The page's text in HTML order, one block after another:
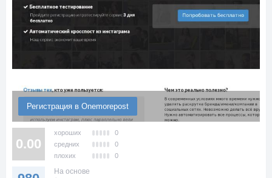
Регистрация в Onemorepost
0.00
хороших
0
средних
0
плохих
0
На основе